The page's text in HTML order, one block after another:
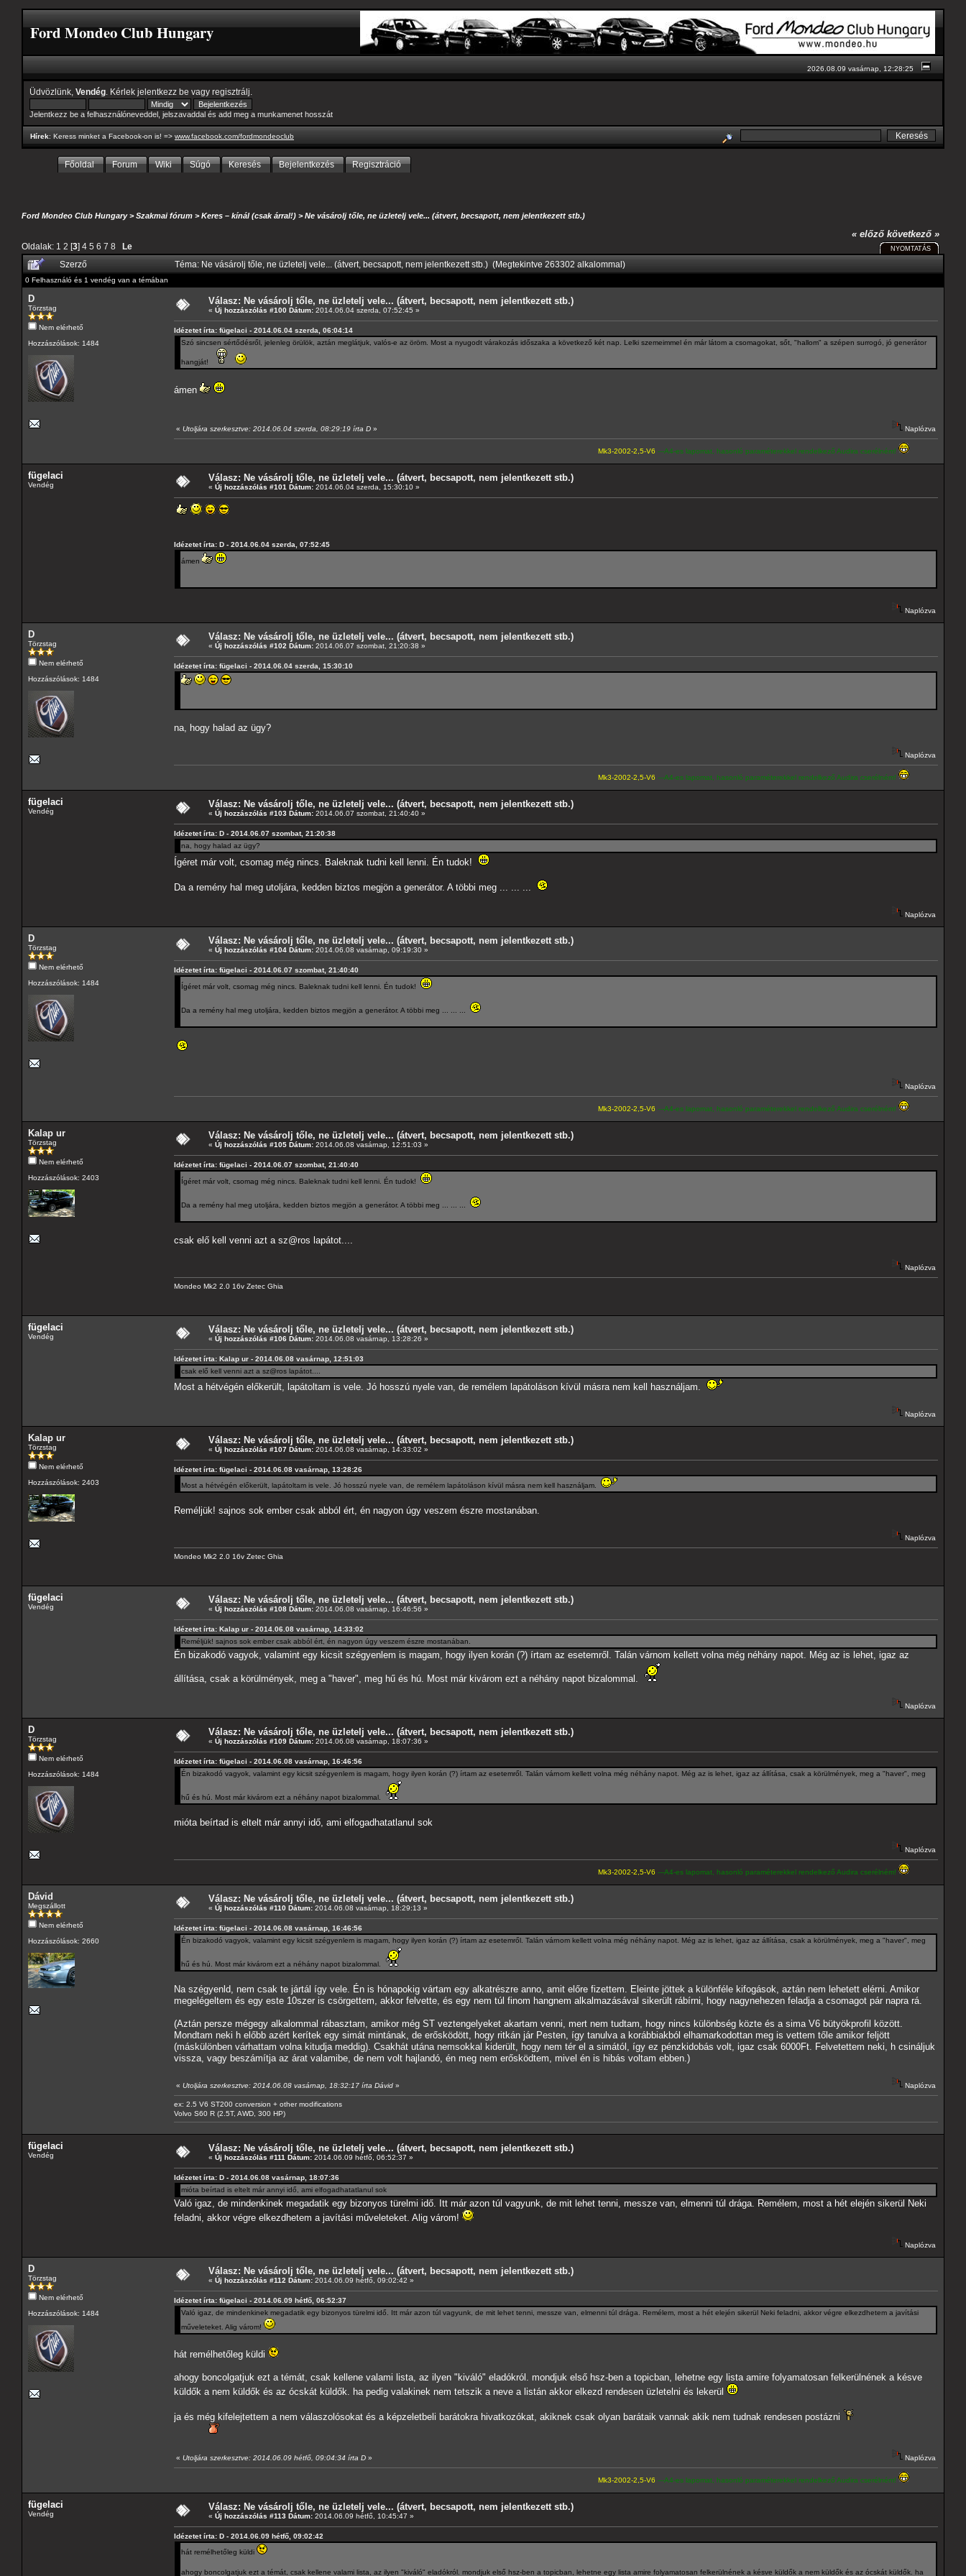
Ford Mondeo Club Hungary
2026.08.09 vasárnap, 12:28:25
Üdvözlünk, Vendég . Kérlek jelentkezz be vagy regisztrálj
Jelentkezz be a felhasználóneveddel, jelszavaddal és add meg a munkamenet hosszát
Hírek: Keress minket a Facebook-on is! => www.facebook.com/fordmondeoclub
Főoldal Forum Wiki Súgó Keresés Bejelentkezés Regisztráció
Ford Mondeo Club Hungary>Szakmai fórum >Keres – kínál (csak árral!) >Ne vásárolj tőle, ne üzletelj vele... (átvert, becsapott, nem jelentkezett stb.)
Oldalak: 1 2 [3] 4 5 6 7 8 Le
« előző következő »
NYOMTATÁS
Szerző Téma: Ne vásárolj tőle, ne üzletelj vele... (átvert, becsapott, nem jelentkezett stb.) (Megtekintve 263302 alkalommal)
0 Felhasználó és 1 vendég van a témában
D
Törzstag
Nem elérhető
Hozzászólások: 1484
Válasz: Ne vásárolj tőle, ne üzletelj vele... (átvert, becsapott, nem jelentkezett stb.)
« Új hozzászólás #100 Dátum: 2014.06.04 szerda, 07:52:45 »
Idézetet írta: fügelaci - 2014.06.04 szerda, 06:04:14
Szó sincsen sértődésről, jelenleg örülök, aztán meglátjuk, valós-e az öröm. Most a nyugodt várakozás időszaka a következő két nap. Lelki szemeimmel én már látom a csomagokat, sőt, "hallom" a szépen surrogó, jó generátor
hangját!
ámen
« Utoljára szerkesztve: 2014.06.04 szerda, 08:29:19 írta D » Naplózva
Mk3-2002-2,5-V6---A4-es lapomat, hasonló paraméterekkel rendelkező Audira cserélném!
fügelaci
Vendég
Válasz: Ne vásárolj tőle, ne üzletelj vele... (átvert, becsapott, nem jelentkezett stb.)
« Új hozzászólás #101 Dátum: 2014.06.04 szerda, 15:30:10 »
Idézetet írta: D - 2014.06.04 szerda, 07:52:45
ámen
Naplózva
D
Törzstag
Nem elérhető
Hozzászólások: 1484
Válasz: Ne vásárolj tőle, ne üzletelj vele... (átvert, becsapott, nem jelentkezett stb.)
« Új hozzászólás #102 Dátum: 2014.06.07 szombat, 21:20:38 »
Idézetet írta: fügelaci - 2014.06.04 szerda, 15:30:10
na, hogy halad az ügy?
Naplózva
Mk3-2002-2,5-V6---A4-es lapomat, hasonló paraméterekkel rendelkező Audira cserélném!
fügelaci
Vendég
Válasz: Ne vásárolj tőle, ne üzletelj vele... (átvert, becsapott, nem jelentkezett stb.)
« Új hozzászólás #103 Dátum: 2014.06.07 szombat, 21:40:40 »
Idézetet írta: D - 2014.06.07 szombat, 21:20:38
na, hogy halad az ügy?
Ígéret már volt, csomag még nincs. Baleknak tudni kell lenni. Én tudok!
Da a remény hal meg utoljára, kedden biztos megjön a generátor. A többi meg ... ... ...
Naplózva
D
Törzstag
Nem elérhető
Hozzászólások: 1484
Válasz: Ne vásárolj tőle, ne üzletelj vele... (átvert, becsapott, nem jelentkezett stb.)
« Új hozzászólás #104 Dátum: 2014.06.08 vasárnap, 09:19:30 »
Idézetet írta: fügelaci - 2014.06.07 szombat, 21:40:40
Ígéret már volt, csomag még nincs. Baleknak tudni kell lenni. Én tudok!
Da a remény hal meg utoljára, kedden biztos megjön a generátor. A többi meg ... ... ...
Naplózva
Mk3-2002-2,5-V6---A4-es lapomat, hasonló paraméterekkel rendelkező Audira cserélném!
Kalap ur
Törzstag
Nem elérhető
Hozzászólások: 2403
Válasz: Ne vásárolj tőle, ne üzletelj vele... (átvert, becsapott, nem jelentkezett stb.)
« Új hozzászólás #105 Dátum: 2014.06.08 vasárnap, 12:51:03 »
Idézetet írta: fügelaci - 2014.06.07 szombat, 21:40:40
Ígéret már volt, csomag még nincs. Baleknak tudni kell lenni. Én tudok!
Da a remény hal meg utoljára, kedden biztos megjön a generátor. A többi meg ... ... ...
csak elő kell venni azt a sz@ros lapátot....
Naplózva
Mondeo Mk2 2.0 16v Zetec Ghia
fügelaci
Vendég
Válasz: Ne vásárolj tőle, ne üzletelj vele... (átvert, becsapott, nem jelentkezett stb.)
« Új hozzászólás #106 Dátum: 2014.06.08 vasárnap, 13:28:26 »
Idézetet írta: Kalap ur - 2014.06.08 vasárnap, 12:51:03
csak elő kell venni azt a sz@ros lapátot....
Most a hétvégén előkerült, lapátoltam is vele. Jó hosszú nyele van, de remélem lapátoláson kívül másra nem kell használjam.
Naplózva
Kalap ur
Törzstag
Nem elérhető
Hozzászólások: 2403
Válasz: Ne vásárolj tőle, ne üzletelj vele... (átvert, becsapott, nem jelentkezett stb.)
« Új hozzászólás #107 Dátum: 2014.06.08 vasárnap, 14:33:02 »
Idézetet írta: fügelaci - 2014.06.08 vasárnap, 13:28:26
Most a hétvégén előkerült, lapátoltam is vele. Jó hosszú nyele van, de remélem lapátoláson kívül másra nem kell használjam.
Reméljük! sajnos sok ember csak abból ért, én nagyon úgy veszem észre mostanában.
Naplózva
Mondeo Mk2 2.0 16v Zetec Ghia
fügelaci
Vendég
Válasz: Ne vásárolj tőle, ne üzletelj vele... (átvert, becsapott, nem jelentkezett stb.)
« Új hozzászólás #108 Dátum: 2014.06.08 vasárnap, 16:46:56 »
Idézetet írta: Kalap ur - 2014.06.08 vasárnap, 14:33:02
Reméljük! sajnos sok ember csak abból ért, én nagyon úgy veszem észre mostanában.
Én bizakodó vagyok, valamint egy kicsit szégyenlem is magam, hogy ilyen korán (?) írtam az esetemről. Talán várnom kellett volna még néhány napot. Még az is lehet, igaz az
állítása, csak a körülmények, meg a "haver", meg hű és hú. Most már kivárom ezt a néhány napot bizalommal.
Naplózva
D
Törzstag
Nem elérhető
Hozzászólások: 1484
Válasz: Ne vásárolj tőle, ne üzletelj vele... (átvert, becsapott, nem jelentkezett stb.)
« Új hozzászólás #109 Dátum: 2014.06.08 vasárnap, 18:07:36 »
Idézetet írta: fügelaci - 2014.06.08 vasárnap, 16:46:56
Én bizakodó vagyok, valamint egy kicsit szégyenlem is magam, hogy ilyen korán (?) írtam az esetemről. Talán várnom kellett volna még néhány napot. Még az is lehet, igaz az állítása, csak a körülmények, meg a "haver", meg
hű és hú. Most már kivárom ezt a néhány napot bizalommal.
mióta beírtad is eltelt már annyi idő, ami elfogadhatatlanul sok
Naplózva
Mk3-2002-2,5-V6---A4-es lapomat, hasonló paraméterekkel rendelkező Audira cserélném!
Dávid
Megszállott
Nem elérhető
Hozzászólások: 2660
Válasz: Ne vásárolj tőle, ne üzletelj vele... (átvert, becsapott, nem jelentkezett stb.)
« Új hozzászólás #110 Dátum: 2014.06.08 vasárnap, 18:29:13 »
Idézetet írta: fügelaci - 2014.06.08 vasárnap, 16:46:56
Én bizakodó vagyok, valamint egy kicsit szégyenlem is magam, hogy ilyen korán (?) írtam az esetemről. Talán várnom kellett volna még néhány napot. Még az is lehet, igaz az állítása, csak a körülmények, meg a "haver", meg
hű és hú. Most már kivárom ezt a néhány napot bizalommal.
Na szégyenld, nem csak te jártál így vele. Én is hónapokig vártam egy alkatrészre anno, amit előre fizettem. Eleinte jöttek a különféle kifogások, aztán nem lehetett elérni. Amikor
megelégeltem és egy este 10szer is csörgettem, akkor felvette, és egy nem túl finom hangnem alkalmazásával sikerült rábírni, hogy nagynehezen feladja a csomagot pár napra rá.
(Aztán persze mégegy alkalommal rábasztam, amikor még ST veztengelyeket akartam venni, mert nem tudtam, hogy nincs különbség közte és a sima V6 bütyökprofil között.
Mondtam neki h előbb azért kerítek egy simát mintának, de erősködött, hogy ritkán jár Pesten, így tanulva a korábbiakból elhamarkodottan meg is vettem tőle amikor feljött
(máskülönben várhattam volna kitudja meddig). Csakhát utána nemsokkal kiderült, hogy nem tér el a simától, így ez pénzkidobás volt, igaz csak 6000Ft. Felvetettem neki, h csináljuk
vissza, vagy beszámítja az árat valamibe, de nem volt hajlandó, én meg nem erősködtem, mivel én is hibás voltam ebben.)
« Utoljára szerkesztve: 2014.06.08 vasárnap, 18:32:17 írta Dávid » Naplózva
ex: 2.5 V6 ST200 conversion + other modifications
Volvo S60 R (2.5T, AWD, 300 HP)
fügelaci
Vendég
Válasz: Ne vásárolj tőle, ne üzletelj vele... (átvert, becsapott, nem jelentkezett stb.)
« Új hozzászólás #111 Dátum: 2014.06.09 hétfő, 06:52:37 »
Idézetet írta: D - 2014.06.08 vasárnap, 18:07:36
mióta beírtad is eltelt már annyi idő, ami elfogadhatatlanul sok
Való igaz, de mindenkinek megadatik egy bizonyos türelmi idő. Itt már azon túl vagyunk, de mit lehet tenni, messze van, elmenni túl drága. Remélem, most a hét elején sikerül Neki
feladni, akkor végre elkezdhetem a javítási műveleteket. Alig várom!
Naplózva
D
Törzstag
Nem elérhető
Hozzászólások: 1484
Válasz: Ne vásárolj tőle, ne üzletelj vele... (átvert, becsapott, nem jelentkezett stb.)
« Új hozzászólás #112 Dátum: 2014.06.09 hétfő, 09:02:42 »
Idézetet írta: fügelaci - 2014.06.09 hétfő, 06:52:37
Való igaz, de mindenkinek megadatik egy bizonyos türelmi idő. Itt már azon túl vagyunk, de mit lehet tenni, messze van, elmenni túl drága. Remélem, most a hét elején sikerül Neki feladni, akkor végre elkezdhetem a javítási
műveleteket. Alig várom!
hát remélhetőleg küldi
ahogy boncolgatjuk ezt a témát, csak kellene valami lista, az ilyen "kiváló" eladókról. mondjuk első hsz-ben a topicban, lehetne egy lista amire folyamatosan felkerülnének a késve
küldők a nem küldők és az ócskát küldők. ha pedig valakinek nem tetszik a neve a listán akkor elkezd rendesen üzletelni és lekerül
ja és még kifelejtettem a nem válaszolósokat és a képzeletbeli barátokra hivatkozókat, akiknek csak olyan barátaik vannak akik nem tudnak rendesen postázni
« Utoljára szerkesztve: 2014.06.09 hétfő, 09:04:34 írta D » Naplózva
Mk3-2002-2,5-V6---A4-es lapomat, hasonló paraméterekkel rendelkező Audira cserélném!
fügelaci
Vendég
Válasz: Ne vásárolj tőle, ne üzletelj vele... (átvert, becsapott, nem jelentkezett stb.)
« Új hozzászólás #113 Dátum: 2014.06.09 hétfő, 10:45:47 »
Idézetet írta: D - 2014.06.09 hétfő, 09:02:42
hát remélhetőleg küldi
ahogy boncolgatjuk ezt a témát, csak kellene valami lista, az ilyen "kiváló" eladókról. mondjuk első hsz-ben a topicban, lehetne egy lista amire folyamatosan felkerülnének a késve küldők a nem küldők és az ócskát küldők. ha